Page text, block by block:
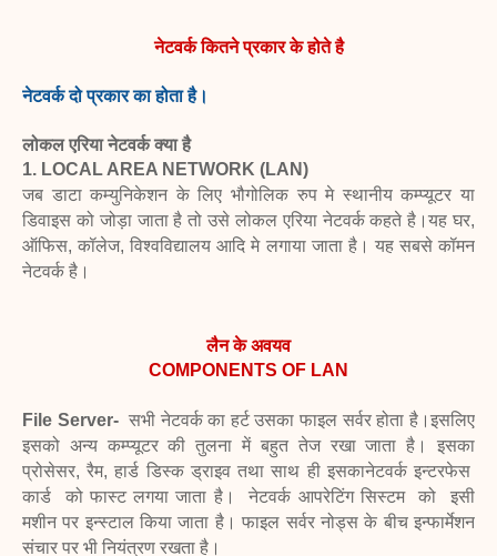
नेटवर्क कितने प्रकार के होते है
नेटवर्क दो प्रकार का होता है।
लोकल एरिया नेटवर्क क्या है
1. LOCAL AREA NETWORK (LAN)
जब डाटा कम्युनिकेशन के लिए भौगोलिक रुप मे स्थानीय कम्प्यूटर या
डिवाइस को जोड़ा जाता है तो उसे लोकल एरिया नेटवर्क कहते है।यह घर,
ऑफिस, कॉलेज, विश्वविद्यालय आदि मे लगाया जाता है। यह सबसे कॉमन
नेटवर्क है।
लैन के अवयव
COMPONENTS OF LAN
File Server- सभी नेटवर्क का हर्ट उसका फाइल सर्वर होता है।इसलिए
इसको अन्य कम्प्यूटर की तुलना में बहुत तेज रखा जाता है। इसका
प्रोसेसर, रैम, हार्ड डिस्क ड्राइव तथा साथ ही इसकानेटवर्क इन्टरफेस
कार्ड को फास्ट लगया जाता है। नेटवर्क आपरेटिंग सिस्टम को इसी
मशीन पर इन्स्टाल किया जाता है।फाइल सर्वर नोड्स के बीच इन्फार्मेशन
संचार पर भी नियंत्रण रखता है।